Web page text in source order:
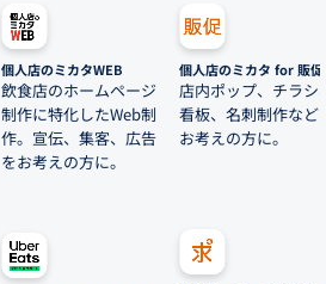
個人店のミカタWEB
飲食店のホームページ
制作に特化したWeb制
作。宣伝、集客、広告
をお考えの方に。
個人店のミカタ for 販促
店内ポップ、チラシ
看板、名刺制作など
お考えの方に。